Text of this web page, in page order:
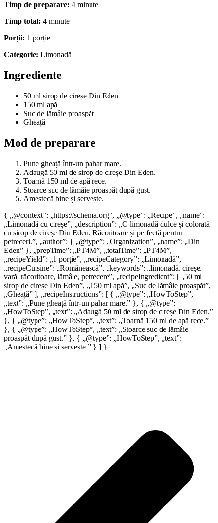
Timp de preparare: 4 minute
Timp total: 4 minute
Porții: 1 porție
Categorie: Limonadă
Ingrediente
50 ml sirop de cireșe Din Eden
150 ml apă
Suc de lămâie proaspăt
Gheață
Mod de preparare
Pune gheață într-un pahar mare.
Adaugă 50 ml de sirop de cireșe Din Eden.
Toarnă 150 ml de apă rece.
Stoarce suc de lămâie proaspăt după gust.
Amestecă bine și servește.
{ „@context”: „https://schema.org”, „@type”: „Recipe”, „name”:
„Limonadă cu cireșe”, „description”: „O limonadă dulce și colorată
cu sirop de cireșe Din Eden. Răcoritoare și perfectă pentru
petreceri.”, „author”: { „@type”: „Organization”, „name”: „Din
Eden” }, „prepTime”: „PT4M”, „totalTime”: „PT4M”,
„recipeYield”: „1 porție”, „recipeCategory”: „Limonadă”,
„recipeCuisine”: „Românească”, „keywords”: „limonadă, cireșe,
vară, răcoritoare, lămâie, petrecere”, „recipeIngredient”: [ „50 ml
sirop de cireșe Din Eden”, „150 ml apă”, „Suc de lămâie proaspăt”,
„Gheață” ], „recipeInstructions”: [ { „@type”: „HowToStep”,
„text”: „Pune gheață într-un pahar mare.” }, { „@type”:
„HowToStep”, „text”: „Adaugă 50 ml de sirop de cireșe Din Eden.”
}, { „@type”: „HowToStep”, „text”: „Toarnă 150 ml de apă rece.”
}, { „@type”: „HowToStep”, „text”: „Stoarce suc de lămâie
proaspăt după gust.” }, { „@type”: „HowToStep”, „text”:
„Amestecă bine și servește.” } ] }